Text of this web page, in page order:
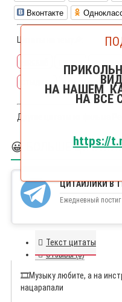
Вконтакте
Цитаты на тему🔎:
отчитывать
Другие цитаты из фильма
😀 БОЛЬШЕ
ЦИТАЙЛИКИ В
Ежедневный
Текст цитаты
Отзывы (0)
🎞️Музыку любите, а на
нацарапали
НА НАШЕМ
НА ВСЕ
https://